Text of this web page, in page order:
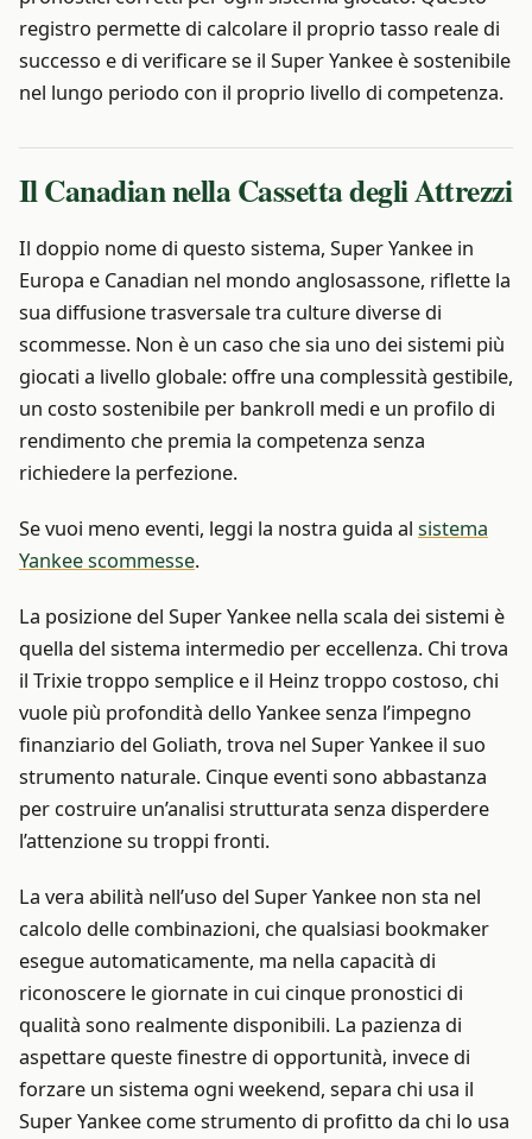
registro permette di calcolare il proprio tasso reale di
successo e di verificare se il Super Yankee è sostenibile
nel lungo periodo con il proprio livello di competenza.
Il Canadian nella Cassetta degli Attrezzi
Il doppio nome di questo sistema, Super Yankee in
Europa e Canadian nel mondo anglosassone, riflette la
sua diffusione trasversale tra culture diverse di
scommesse. Non è un caso che sia uno dei sistemi più
giocati a livello globale: offre una complessità gestibile,
un costo sostenibile per bankroll medi e un profilo di
rendimento che premia la competenza senza
richiedere la perfezione.
Se vuoi meno eventi, leggi la nostra guida al sistema
Yankee scommesse.
La posizione del Super Yankee nella scala dei sistemi è
quella del sistema intermedio per eccellenza. Chi trova
il Trixie troppo semplice e il Heinz troppo costoso, chi
vuole più profondità dello Yankee senza l’impegno
finanziario del Goliath, trova nel Super Yankee il suo
strumento naturale. Cinque eventi sono abbastanza
per costruire un’analisi strutturata senza disperdere
l’attenzione su troppi fronti.
La vera abilità nell’uso del Super Yankee non sta nel
calcolo delle combinazioni, che qualsiasi bookmaker
esegue automaticamente, ma nella capacità di
riconoscere le giornate in cui cinque pronostici di
qualità sono realmente disponibili. La pazienza di
aspettare queste finestre di opportunità, invece di
forzare un sistema ogni weekend, separa chi usa il
Super Yankee come strumento di profitto da chi lo usa